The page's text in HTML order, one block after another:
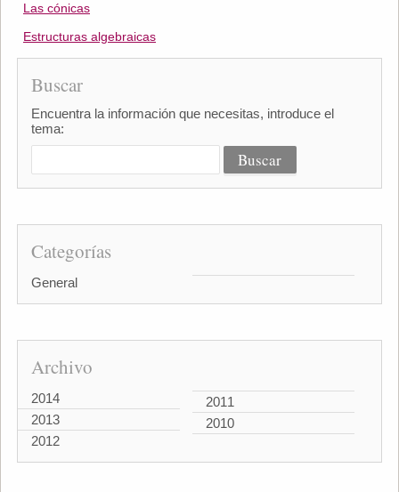
Las cónicas
Estructuras algebraicas
Buscar
Encuentra la información que necesitas, introduce el
tema:
Categorías
General
Archivo
2014
2013
2012
2011
2010